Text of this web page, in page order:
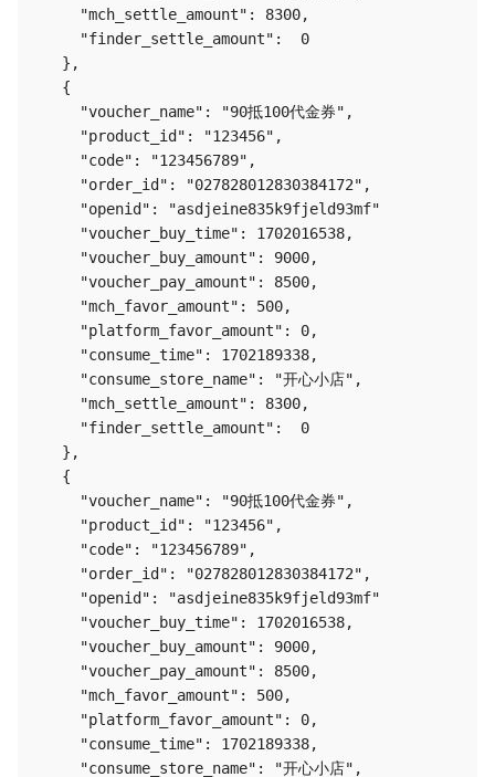
     "mch_settle_amount": 8300,
     "finder_settle_amount":  0
   },
   {
     "voucher_name": "90抵100代金券",
     "product_id": "123456",
     "code": "123456789",
     "order_id": "027828012830384172",
     "openid": "asdjeine835k9fjeld93mf"
     "voucher_buy_time": 1702016538,
     "voucher_buy_amount": 9000,
     "voucher_pay_amount": 8500,
     "mch_favor_amount": 500,
     "platform_favor_amount": 0,
     "consume_time": 1702189338,
     "consume_store_name": "开心小店",
     "mch_settle_amount": 8300,
     "finder_settle_amount":  0
   },
   {
     "voucher_name": "90抵100代金券",
     "product_id": "123456",
     "code": "123456789",
     "order_id": "027828012830384172",
     "openid": "asdjeine835k9fjeld93mf"
     "voucher_buy_time": 1702016538,
     "voucher_buy_amount": 9000,
     "voucher_pay_amount": 8500,
     "mch_favor_amount": 500,
     "platform_favor_amount": 0,
     "consume_time": 1702189338,
     "consume_store_name": "开心小店",